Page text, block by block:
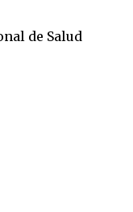
de Salud